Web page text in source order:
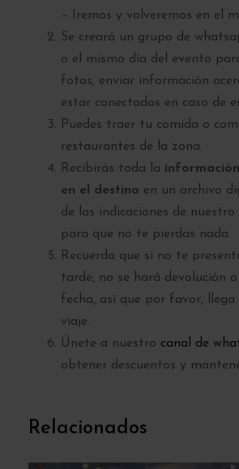
– Iremos y volveremos en el
Se creará un grupo de
o el mismo día del evento
fotos, enviar información
estar conectados en caso de
Puedes traer tu comida o
restaurantes de la zona.
Recibirás toda la
en el destino en un archivo
de las indicaciones de
para que no te pierdas nada.
Recuerda que si no te
tarde, no se hará devolución
fecha, así que por favor, llega
viaje.
Únete a nuestro canal de
obtener descuentos y
Relacionados